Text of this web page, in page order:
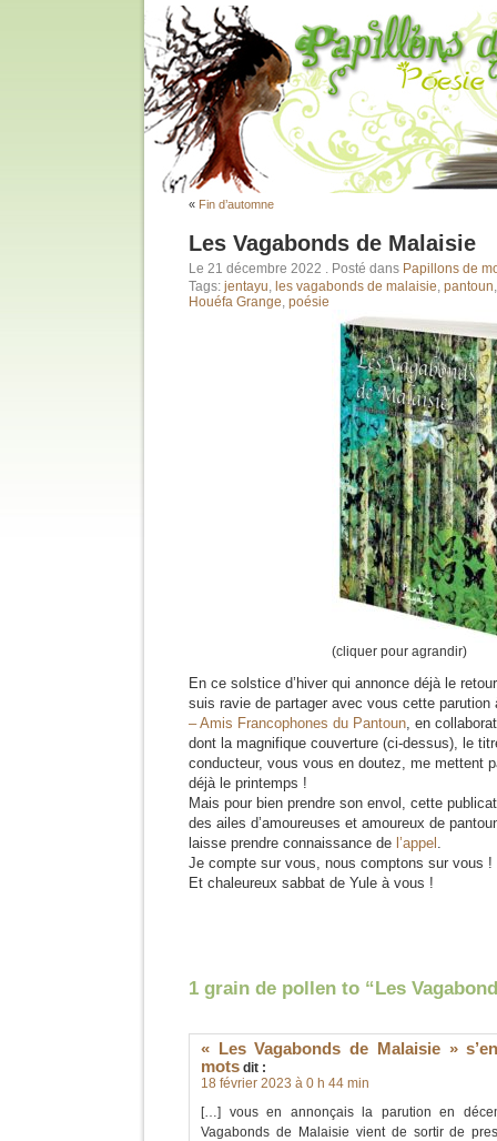
« Fin d’automne
Les Vagabonds de Malaisie
Le 21 décembre 2022 . Posté dans Papillons de
Tags: jentayu, les vagabonds de malaisie, pantoun
Houéfa Grange, poésie
(cliquer pour agrandir)
En ce solstice d’hiver qui annonce déjà le
suis ravie de partager avec vous cette
– Amis Francophones du Pantoun, en
dont la magnifique couverture (ci-dessus), le
conducteur, vous vous en doutez, me mettent
déjà le printemps !
Mais pour bien prendre son envol, cette
des ailes d’amoureuses et amoureux de
laisse prendre connaissance de l’appel .
Je compte sur vous, nous comptons sur vous !
Et chaleureux sabbat de Yule à vous !
1 grain de pollen to “Les
« Les Vagabonds de Malaisie »
mots dit :
18 février 2023 à 0 h 44 min
[…] vous en annonçais la parution en
Vagabonds de Malaisie vient de sortir de